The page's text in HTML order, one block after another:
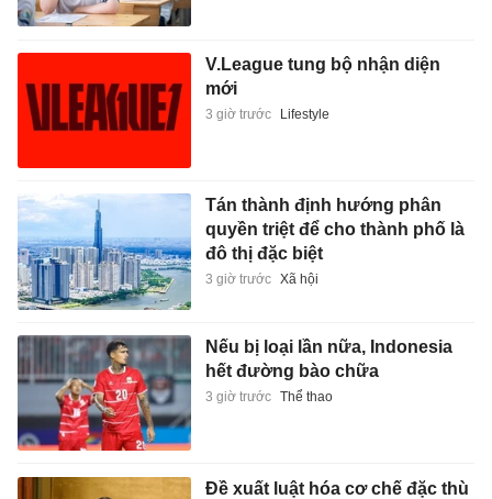
V.League tung bộ nhận diện
mới
3 giờ trước Lifestyle
Tán thành định hướng phân
quyền triệt để cho thành phố là
đô thị đặc biệt
3 giờ trước Xã hội
Nếu bị loại lần nữa, Indonesia
hết đường bào chữa
3 giờ trước Thể thao
Đề xuất luật hóa cơ chế đặc thù